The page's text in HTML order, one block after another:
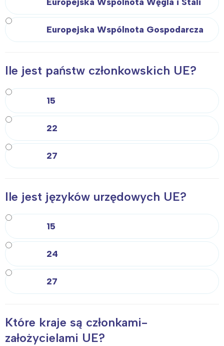
Europejska Wspólnota Gospodarcza
Ile jest państw członkowskich UE?
15
22
27
Ile jest języków urzędowych UE?
15
24
27
Które kraje są członkami-
założycielami UE?